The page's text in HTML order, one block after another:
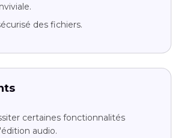
des fichiers.
certaines fonctionnalités
audio.